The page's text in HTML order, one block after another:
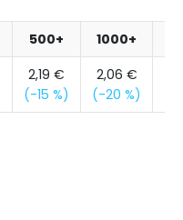
500+ 1000+
2,19 €
(-15 %)
2,06 €
(-20 %)